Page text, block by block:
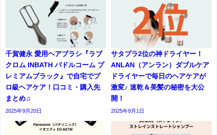
千賀健永 愛用ヘアブラシ『ラブ
クロム INBATH パドルコーム プ
レミアムブラック』で自宅でプ
ロ級ヘアケア！口コミ・購入先
まとめ♫
2025年9月20日
サタプラ2位の神ドライヤー！
ANLAN（アンラン）ダブルケア
ドライヤーで毎日のヘアケアが
激変♪ 速乾＆美髪の秘密を大公
開！
2025年9月1日